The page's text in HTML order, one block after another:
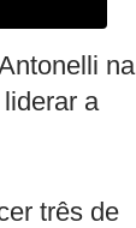
na
a
três de